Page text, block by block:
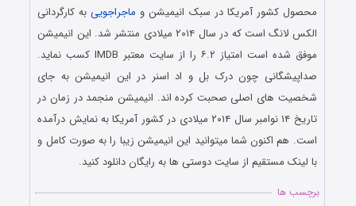
محصول کشور آمریکا در سبک انیمیشن و ماجراجوییبه کارگردانی
الکس لانگ است که در سال ۲۰۱۴ میلادی منتشر شد. این انیمیشن
موفق شده است امتیاز ۶.۲ را از سایت معتبر IMDB کسب نماید.
صداپیشگانی چون درک بل و اد اسنر در این انیمیشن به جای
شخصیت های اصلی صحبت کرده اند. انیمیشن منجمد در زمان در
تاریخ ۱۴ نوامبر سال ۲۰۱۴ میلادی در کشور آمریکا به نمایش درآمده
است. هم اکنون شما میتوانید این انیمیشن زیبا را به صورت کامل و
با لینک مستقیم از سایت دوستی ها به رایگان دانلود کنید.
برچسب ها